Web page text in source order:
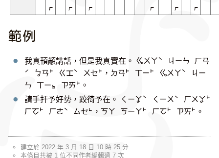
ㆷ
ㆷ
ㆷ
ㆷ
ㆷ
ㆷ
範例
我真頇顢講話，但是我真實在。 ㆣㄨㄚˋ ㄐㄧㄣ ㄏㄢ
ˊ ㆠㄢ˫ ㄍㆲˋ ㄨㆤ˫，ㄉㄢ˫ ㄒㄧ˫ ㆣㄨㄚˋ ㄐㄧ
ㄣ ㄒㄧㆵ ㄗㄞ˫。
請手扞予好勢，跤徛予在。
ㄑㄧㆩˋ ㄑㄧㄨˋ ㄏㄨㆩ˫
ㄏㆦ˫ ㄏㄜˋ ㄙㆤ˪，ㄎㄚ ㄎㄧㄚ˫ ㄏㆦ˫ ㄗㄞ˫。
建立於 2022 年 3 月 18 日 10 時 25 分
本條目共被 1 位不同作者編輯過 7 次